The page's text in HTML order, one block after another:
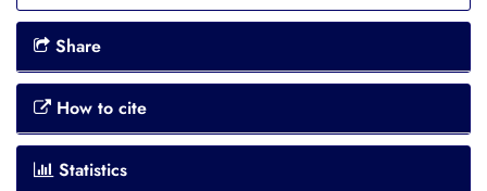
Share
How to cite
Statistics